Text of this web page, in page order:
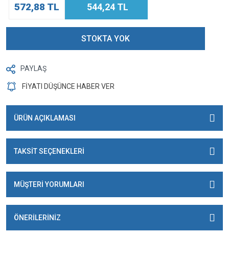
572,88 TL 544,24 TL
STOKTA YOK
PAYLAŞ
FİYATI DÜŞÜNCE HABER VER
ÜRÜN AÇIKLAMASI
TAKSİT SEÇENEKLERİ
MÜŞTERİ YORUMLARI
ÖNERİLERİNİZ